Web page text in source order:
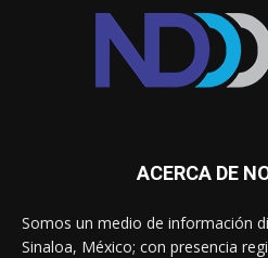
ACERCA DE
Somos un medio de información
Sinaloa, México; con presencia